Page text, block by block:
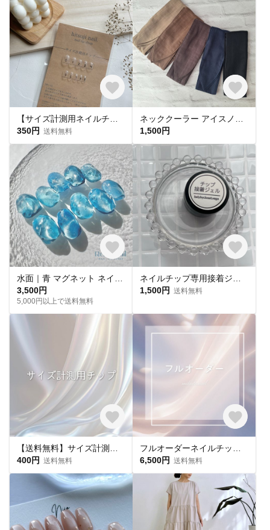
350円 送料無料
1,500円
3,500円
5,000円以上で送料無料
1,500円 送料無料
400円 送料無料
6,500円 送料無料